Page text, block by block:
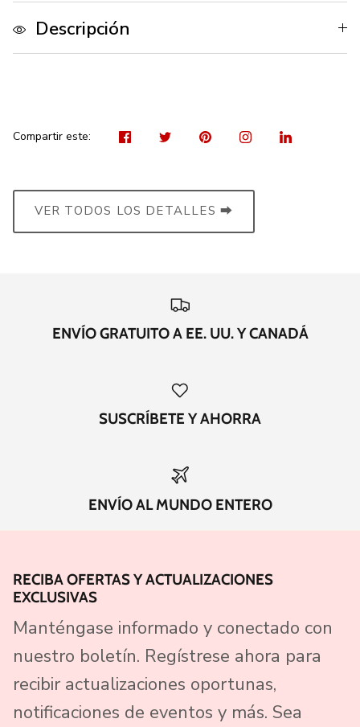
Descripción
Compartir este: Visit
us
on
Facebook
Tuitear
Hacer
pinVisit
us
onon
VER TODOS LOS DETALLES ⮕
ENVÍO GRATUITO A EE. UU. Y CANADÁ
SUSCRÍBETE Y AHORRA
ENVÍO AL MUNDO ENTERO
RECIBA OFERTAS Y ACTUALIZACIONES
EXCLUSIVAS
Manténgase informado y conectado con
nuestro boletín. Regístrese ahora para
recibir actualizaciones oportunas,
notificaciones de eventos y más. Sea